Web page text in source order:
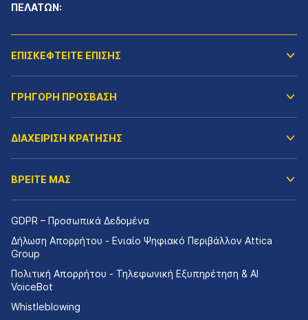
ΠΕΛΑΤΩΝ:
ΕΠΙΣΚΕΦΤΕΙΤΕ ΕΠΙΣΗΣ
ΓΡΗΓΟΡΗ ΠΡΟΣΒΑΣΗ
ΔΙΑΧΕΙΡΙΣΗ ΚΡΑΤΗΣΗΣ
ΒΡΕΙΤΕ ΜΑΣ
GDPR – Προσωπικά Δεδομένα
Δήλωση Απορρήτου - Ενιαίο Ψηφιακό Περιβάλλον Attica
Group
Πολιτική Απορρήτου - Τηλεφωνική Εξυπηρέτηση & AI
VoiceBot
Whistleblowing